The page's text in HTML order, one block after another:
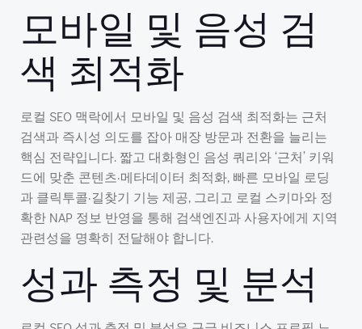
모바일 및 음성 검
색 최적화
로컬 SEO 맥락에서 모바일 및 음성 검색 최적화는 근처
검색과 즉시성 의도를 잡아 매장 방문과 전환을 늘리는
핵심 전략입니다. 짧고 대화형인 음성 쿼리와 ‘근처’ 키워
드에 맞춘 콘텐츠·메타데이터 최적화, 빠른 모바일 로딩
과 클릭투콜·길찾기 기능 제공, 그리고 로컬 스키마와 정
확한 NAP 정보 반영을 통해 검색엔진과 사용자에게 지역
관련성을 명확히 전달해야 합니다.
성과 측정 및 분석